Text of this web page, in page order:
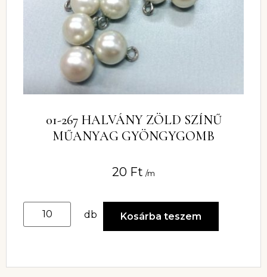
01-267 HALVÁNY ZÖLD SZÍNŰ
MŰANYAG GYÖNGYGOMB
20 Ft /m
db Kosárba teszem